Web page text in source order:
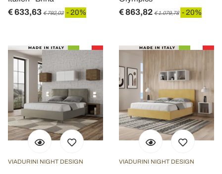
€ 633,63 € 792,03 - 20% € 863,82 € 1.079,78 - 20%
VIADURINI NIGHT DESIGN VIADURINI NIGHT DESIGN